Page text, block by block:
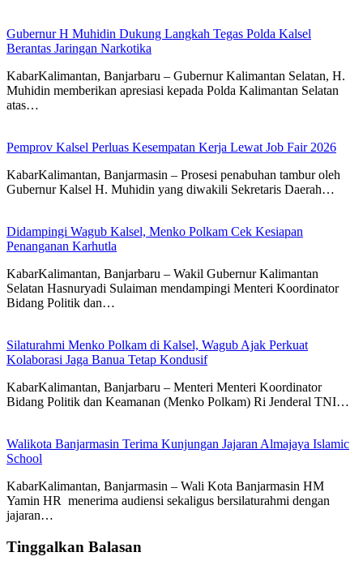
Gubernur H Muhidin Dukung Langkah Tegas Polda Kalsel
Berantas Jaringan Narkotika
KabarKalimantan, Banjarbaru – Gubernur Kalimantan Selatan, H.
Muhidin memberikan apresiasi kepada Polda Kalimantan Selatan
atas…
Pemprov Kalsel Perluas Kesempatan Kerja Lewat Job Fair 2026
KabarKalimantan, Banjarmasin – Prosesi penabuhan tambur oleh
Gubernur Kalsel H. Muhidin yang diwakili Sekretaris Daerah…
Didampingi Wagub Kalsel, Menko Polkam Cek Kesiapan
Penanganan Karhutla
KabarKalimantan, Banjarbaru – Wakil Gubernur Kalimantan
Selatan Hasnuryadi Sulaiman mendampingi Menteri Koordinator
Bidang Politik dan…
Silaturahmi Menko Polkam di Kalsel, Wagub Ajak Perkuat
Kolaborasi Jaga Banua Tetap Kondusif
KabarKalimantan, Banjarbaru – Menteri Menteri Koordinator
Bidang Politik dan Keamanan (Menko Polkam) Ri Jenderal TNI…
Walikota Banjarmasin Terima Kunjungan Jajaran Almajaya Islamic
School
KabarKalimantan, Banjarmasin – Wali Kota Banjarmasin HM
Yamin HR menerima audiensi sekaligus bersilaturahmi dengan
jajaran…
Tinggalkan Balasan